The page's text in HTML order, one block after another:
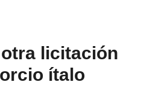
licitación
ítalo